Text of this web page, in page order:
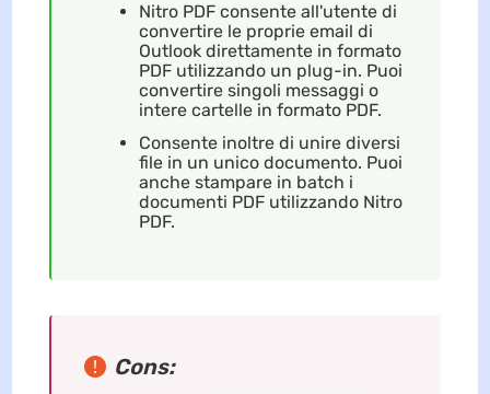
Nitro PDF consente all'utente di
convertire le proprie email di
Outlook direttamente in formato
PDF utilizzando un plug-in. Puoi
convertire singoli messaggi o
intere cartelle in formato PDF.
Consente inoltre di unire diversi
file in un unico documento. Puoi
anche stampare in batch i
documenti PDF utilizzando Nitro
PDF.
Cons: